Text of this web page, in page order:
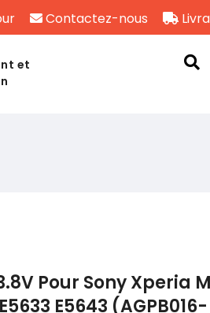
Contactez-nous
et
Pour Sony Xperia
E5643 (AGPB016-